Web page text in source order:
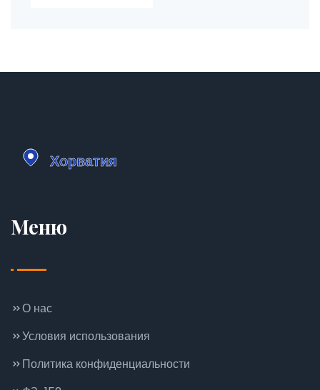
Меню
О нас
Условия использования
Политика конфиденциальности